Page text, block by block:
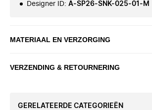
Designer ID: A-SP26-SNK-025-01-M
MATERIAAL EN VERZORGING
VERZENDING & RETOURNERING
GERELATEERDE CATEGORIEËN